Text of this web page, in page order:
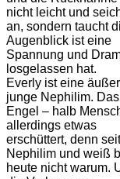
nicht leicht und
an, sondern taucht
Augenblick ist eine
Spannung und
losgelassen hat.
Everly ist eine
junge Nephilim.
Engel – halb
allerdings etwas
erschüttert, denn
Nephilim und weiß
heute nicht warum.